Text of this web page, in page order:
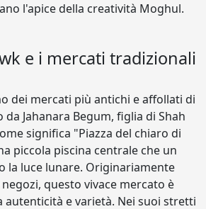
l'apice della creatività Moghul.
e i mercati tradizionali
dei mercati più antichi e affollati di
Jahanara Begum, figlia di Shah
significa "Piazza del chiaro di
piccola piscina centrale che un
la luce lunare. Originariamente
questo vivace mercato è
autenticità e varietà. Nei suoi stretti